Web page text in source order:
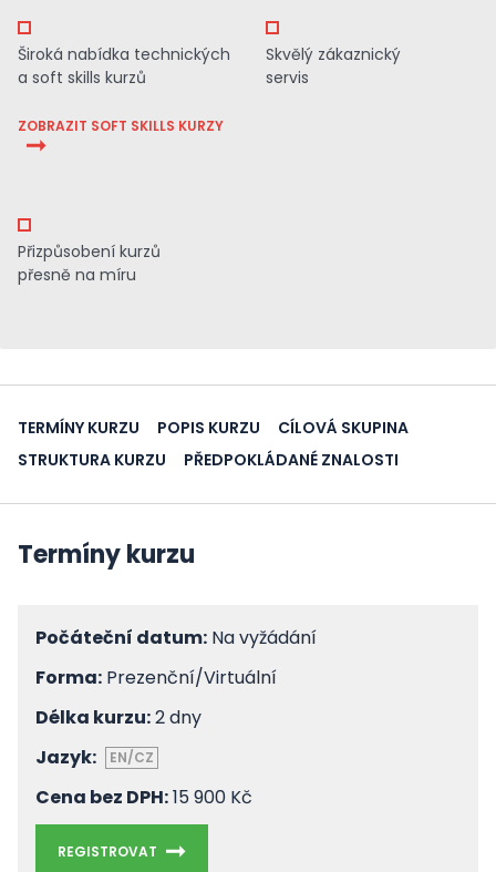
Široká nabídka technických
a soft skills kurzů
ZOBRAZIT SOFT SKILLS KURZY
Skvělý zákaznický
servis
Přizpůsobení kurzů
přesně na míru
TERMÍNY KURZU POPIS KURZU
CÍLOVÁ SKUPINA
STRUKTURA KURZU
PŘEDPOKLÁDANÉ ZNALOSTI
Termíny kurzu
Počáteční datum: Na vyžádání
Forma: Prezenční/Virtuální
Délka kurzu:2 dny
Jazyk:
EN/CZ
Cena bez DPH:15 900 Kč
REGISTROVAT